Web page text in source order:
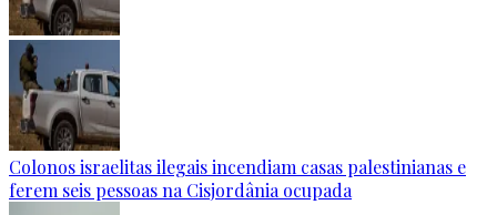
Colonos israelitas ilegais incendiam casas palestinianas e
ferem seis pessoas na Cisjordânia ocupada